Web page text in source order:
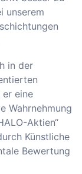
unserem
in der
eine
Wahrnehmung
Aktien“
Künstliche
Bewertung